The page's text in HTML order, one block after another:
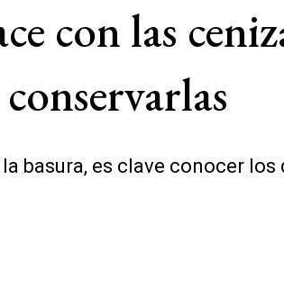
con las
basura, es clave conocer